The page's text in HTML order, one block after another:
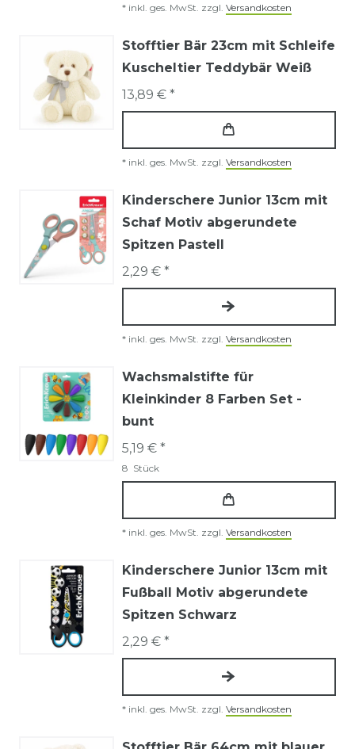
* inkl. ges. MwSt. zzgl. Versandkosten
Stofftier Bär 23cm mit Schleife
Kuscheltier Teddybär Weiß
13,89 € *
* inkl. ges. MwSt. zzgl. Versandkosten
Kinderschere Junior 13cm mit
Schaf Motiv abgerundete
Spitzen Pastell
2,29 € *
* inkl. ges. MwSt. zzgl. Versandkosten
Wachsmalstifte für
Kleinkinder 8 Farben Set -
bunt
5,19 € *
8 Stück
* inkl. ges. MwSt. zzgl. Versandkosten
Kinderschere Junior 13cm mit
Fußball Motiv abgerundete
Spitzen Schwarz
2,29 € *
* inkl. ges. MwSt. zzgl. Versandkosten